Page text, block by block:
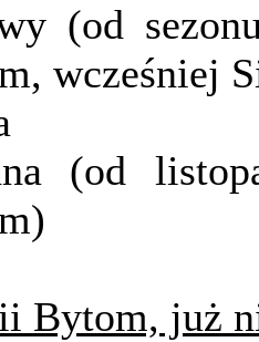
(od
wcześniej
(od
Bytom, już